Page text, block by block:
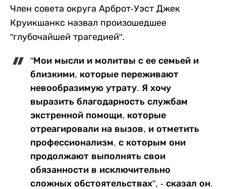
Член совета округа Арброт-Уэст Джек
Круикшанкс назвал произошедшее
"глубочайшей трагедией".
"Мои мысли и молитвы с ее семьей и
близкими, которые переживают
невообразимую утрату. Я хочу
выразить благодарность службам
экстренной помощи, которые
отреагировали на вызов, и отметить
профессионализм, с которым они
продолжают выполнять свои
обязанности в исключительно
сложных обстоятельствах", - сказал он.